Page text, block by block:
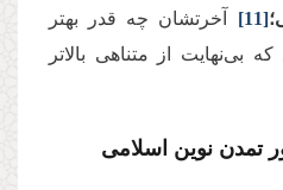
[11] آخرتشان چه قدر بهتر
بی‌نهایت از متناهی بالاتر
تمدن نوین اسلامی